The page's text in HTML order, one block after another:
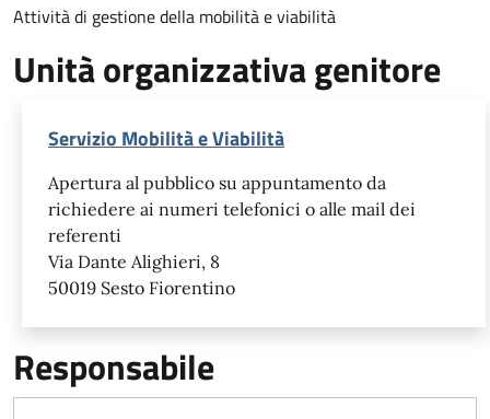
Attività di gestione della mobilità e viabilità
Unità organizzativa genitore
Servizio Mobilità e Viabilità
Apertura al pubblico su appuntamento da
richiedere ai numeri telefonici o alle mail dei
referenti
Via Dante Alighieri, 8
50019 Sesto Fiorentino
Responsabile